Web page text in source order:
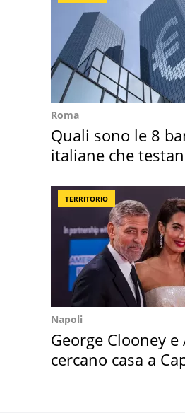
Roma
Quali sono le 8
italiane che
TERRITORIO
Napoli
George Clooney e
cercano casa a